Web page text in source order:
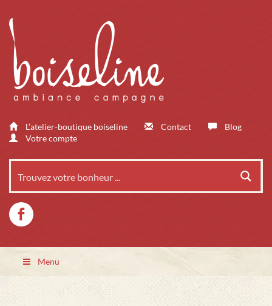
L’atelier-boutique boiseline Contact
Blog
Votre compte
Menu